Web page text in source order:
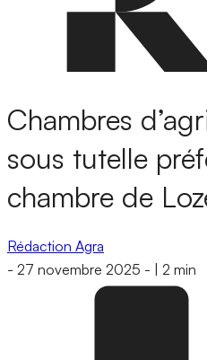
Chambres
sous tutelle
chambre de
Rédaction Agra
- 27 novembre 2025 - 2 min